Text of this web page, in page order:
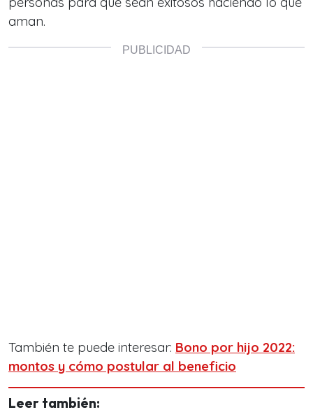
aman.
También te puede interesar: Bono por hijo 2022:
montos y cómo postular al beneficio
Leer también: